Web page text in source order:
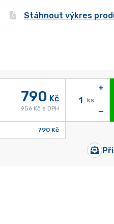
Stáhnout výkres
790 Kč
956 Kč s DPH
790 Kč
ks